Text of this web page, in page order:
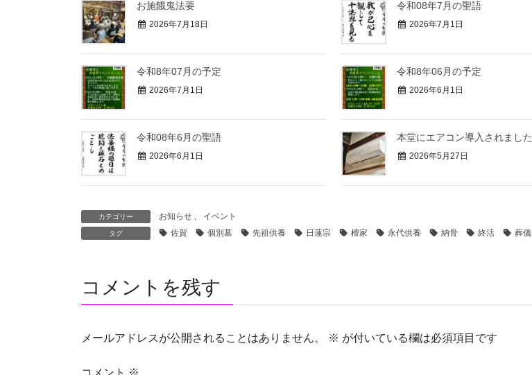
お施餓鬼法要⁡
2026年7月18日
令和08年7月の聖語
2026年7月1日
令和8年07月の予定
2026年7月1日
令和8年06月の予定
2026年6月1日
令和08年6月の聖語
2026年6月1日
本堂にエアコン導入されました
2026年5月27日
カテゴリー お知らせ イベント
タグ 佐賀 個別墓 先祖供養 日蓮宗 檀家 永代供養 納骨 終活 葬儀
コメントを残す
メールアドレスが公開されることはありません。 ※ が付いている欄は必須項目です
コメント ※